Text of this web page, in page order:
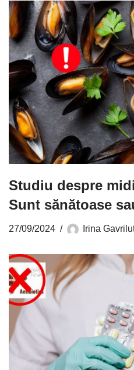
Studiu despre
Sunt sănătoase
27/09/2024 Irina